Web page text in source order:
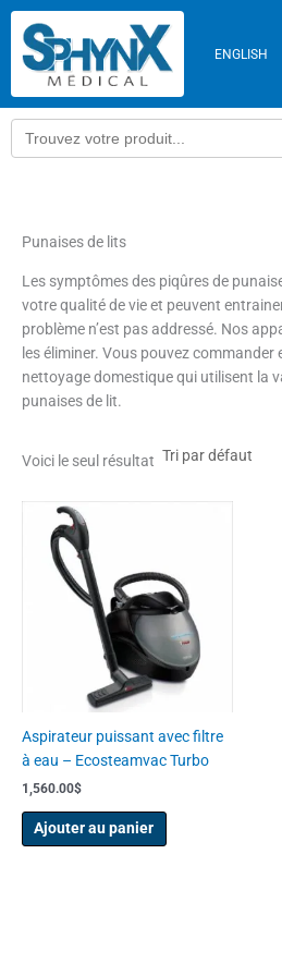
Aller
contenu
ENGLISH
Search
for:
Punaises de lits
Les symptômes des piqûres de
votre qualité de vie et peuvent
problème n’est pas addressé. Nos
les éliminer. Vous pouvez commander
nettoyage domestique qui utilisent la
punaises de lit.
Voici le seul résultat
Aspirateur puissant avec filtre
à eau – Ecosteamvac Turbo
1,560.00$
Ajouter au panier